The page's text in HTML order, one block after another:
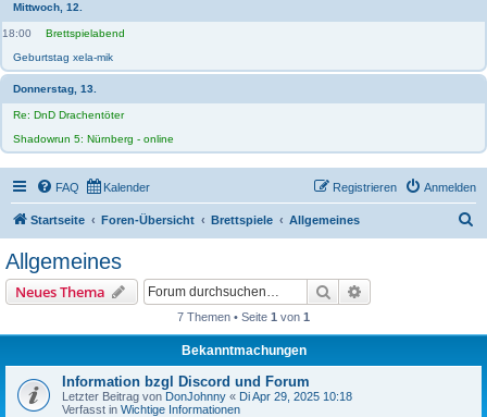
Mittwoch, 12.
18:00
Brettspielabend
Geburtstag xela-mik
Donnerstag, 13.
Re: DnD Drachentöter
Shadowrun 5: Nürnberg - online
FAQ Kalender Anmelden
Registrieren
Startseite Foren-Übersicht Brettspiele Allgemeines
Allgemeines
Neues Thema Suche
7 Themen • Seite 1 von 1
Bekanntmachungen
Information bzgl Discord und Forum
Letzter Beitrag von DonJohnny « Di Apr 29, 2025 10:18
Verfasst in Wichtige Informationen